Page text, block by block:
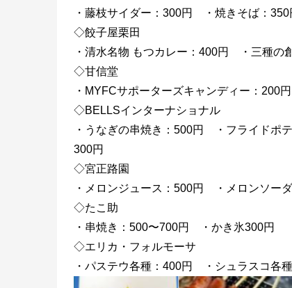
・藤枝サイダー：300円 ・焼きそば：350
◇餃子屋栗田
・清水名物 もつカレー：400円 ・三種の
◇甘信堂
・MYFCサポーターズキャンディー：200円
◇BELLSインターナショナル
・うなぎの串焼き：500円 ・フライドポ
300円
◇宮正路園
・メロンジュース：500円 ・メロンソー
◇たこ助
・串焼き：500〜700円 ・かき氷300円
◇エリカ・フォルモーサ
・パステウ各種：400円 ・シュラスコ各